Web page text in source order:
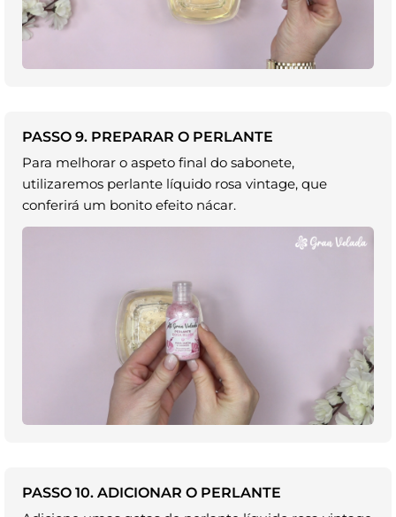
PASSO 9. PREPARAR O PERLANTE
Para melhorar o aspeto final do sabonete,
utilizaremos perlante líquido rosa vintage, que
conferirá um bonito efeito nácar.
PASSO 10. ADICIONAR O PERLANTE